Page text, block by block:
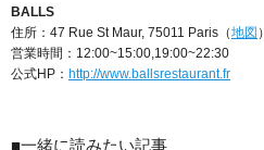
BALLS
住所：47 Rue St Maur, 75011 Paris（地図 ）
営業時間：12:00~15:00,19:00~22:30
公式HP： http://www.ballsrestaurant.fr
■一緒に読みたい記事